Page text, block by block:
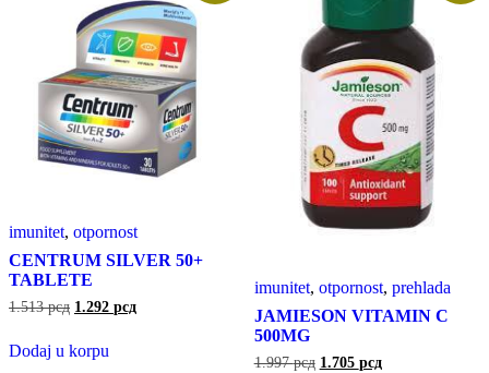
imunitet, otpornost
CENTRUM SILVER 50+
TABLETE
1.513рсд 1.292 рсд
Dodaj u korpu
imunitet, otpornost, prehlada
JAMIESON VITAMIN C
500MG
1.997рсд 1.705 рсд